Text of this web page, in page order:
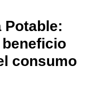
Potable:
consumo